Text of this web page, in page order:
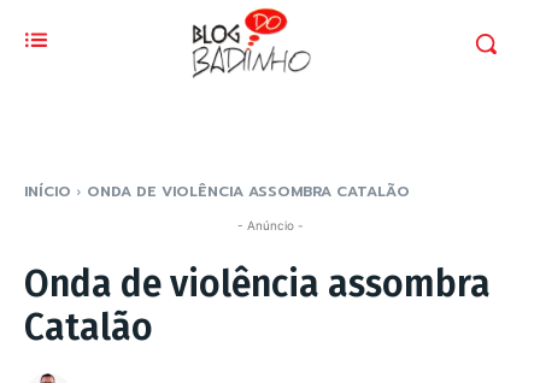
INÍCIO ONDA DE VIOLÊNCIA ASSOMBRA CATALÃO
- Anúncio -
Onda de violência assombra
Catalão